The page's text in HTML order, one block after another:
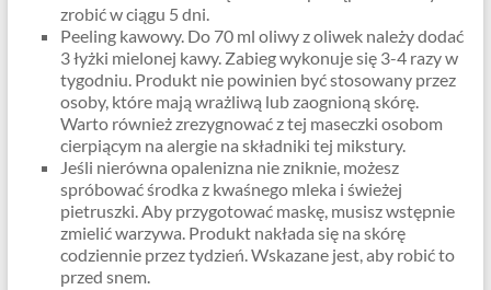
zrobić w ciągu 5 dni.
Peeling kawowy. Do 70 ml oliwy z oliwek należy dodać
3 łyżki mielonej kawy. Zabieg wykonuje się 3-4 razy w
tygodniu. Produkt nie powinien być stosowany przez
osoby, które mają wrażliwą lub zaognioną skórę.
Warto również zrezygnować z tej maseczki osobom
cierpiącym na alergie na składniki tej mikstury.
Jeśli nierówna opalenizna nie zniknie, możesz
spróbować środka z kwaśnego mleka i świeżej
pietruszki. Aby przygotować maskę, musisz wstępnie
zmielić warzywa. Produkt nakłada się na skórę
codziennie przez tydzień. Wskazane jest, aby robić to
przed snem.